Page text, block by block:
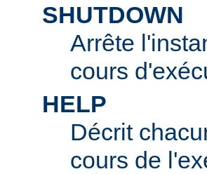
SHUTDOWN
Arrête
cours
HELP
Décrit
cours de